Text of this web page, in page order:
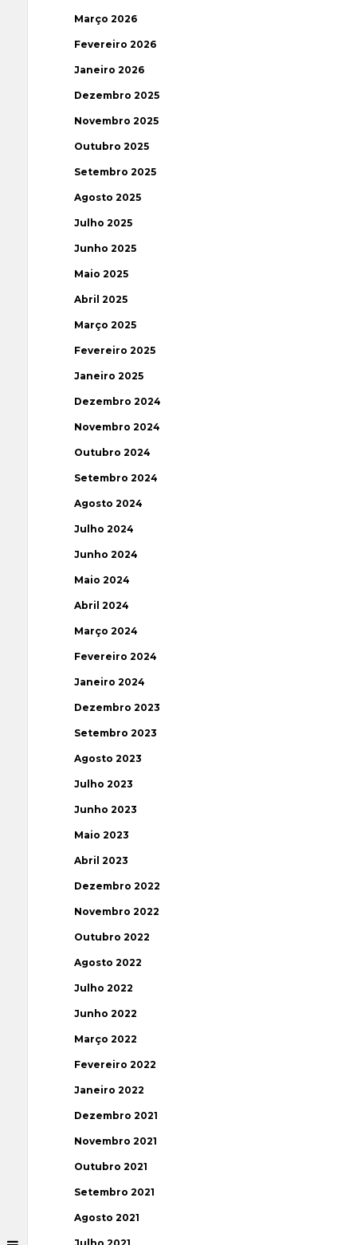
Março 2026
Fevereiro 2026
Janeiro 2026
Dezembro 2025
Novembro 2025
Outubro 2025
Setembro 2025
Agosto 2025
Julho 2025
Junho 2025
Maio 2025
Abril 2025
Março 2025
Fevereiro 2025
Janeiro 2025
Dezembro 2024
Novembro 2024
Outubro 2024
Setembro 2024
Agosto 2024
Julho 2024
Junho 2024
Maio 2024
Abril 2024
Março 2024
Fevereiro 2024
Janeiro 2024
Dezembro 2023
Setembro 2023
Agosto 2023
Julho 2023
Junho 2023
Maio 2023
Abril 2023
Dezembro 2022
Novembro 2022
Outubro 2022
Agosto 2022
Julho 2022
Junho 2022
Março 2022
Fevereiro 2022
Janeiro 2022
Dezembro 2021
Novembro 2021
Outubro 2021
Setembro 2021
Agosto 2021